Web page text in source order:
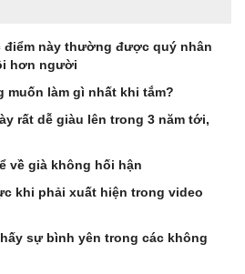
này thường được quý nhân
hơn người
làm gì nhất khi tắm?
rất dễ giàu lên trong 3 năm tới,
về già không hối hận
khi phải xuất hiện trong video
sự bình yên trong các không